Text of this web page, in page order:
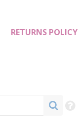
RETURNS POLICY